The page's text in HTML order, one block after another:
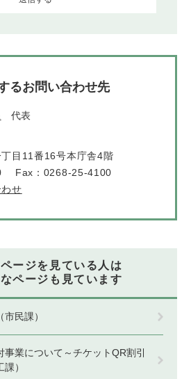
るお問い合わせ先
代表
目11番16号本庁舎4階
Fax：0268-25-4100
せ
ージを見ている人は
ページも見ています
民課）
業について～チケットQR割引
）